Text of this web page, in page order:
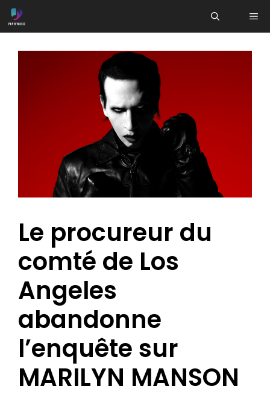
Aller
au
Le procureur du
comté de Los
Angeles
abandonne
l’enquête sur
MARILYN MANSON